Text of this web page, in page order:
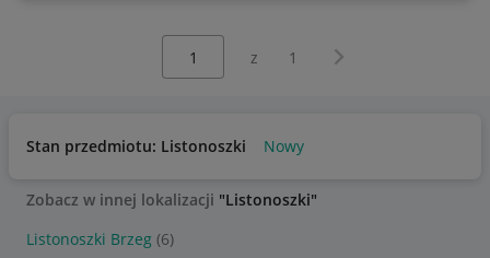
z 1 Następna strona
Stan przedmiotu: Listonoszki Nowy
Zobacz w innej lokalizacji "Listonoszki"
Listonoszki Brzeg (6)